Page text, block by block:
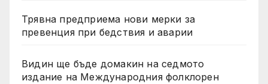
Трявна предприема нови мерки за
превенция при бедствия и аварии
Видин ще бъде домакин на седмото
издание на Международния фолклорен